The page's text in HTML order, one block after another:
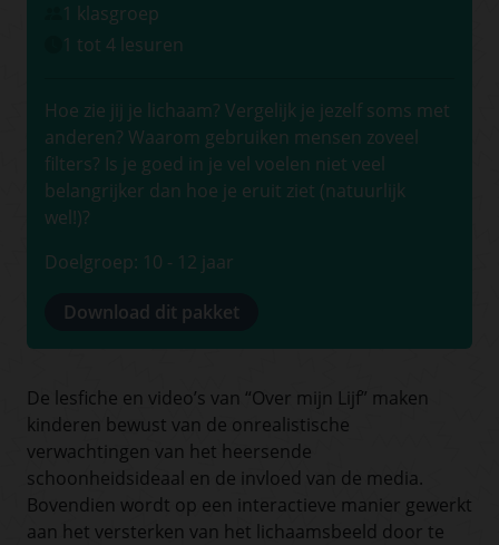
1 klasgroep
1 tot 4 lesuren
Hoe zie jij je lichaam? Vergelijk je jezelf soms met
anderen? Waarom gebruiken mensen zoveel
filters? Is je goed in je vel voelen niet veel
belangrijker dan hoe je eruit ziet (natuurlijk
wel!)?
Doelgroep: 10 - 12 jaar
Download dit pakket
De lesfiche en video’s van “Over mijn Lijf” maken
kinderen bewust van de onrealistische
verwachtingen van het heersende
schoonheidsideaal en de invloed van de media.
Bovendien wordt op een interactieve manier gewerkt
aan het versterken van het lichaamsbeeld door te